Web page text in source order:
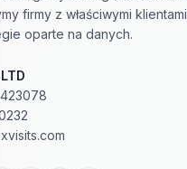
firmy z właściwymi klientami
oparte na danych.